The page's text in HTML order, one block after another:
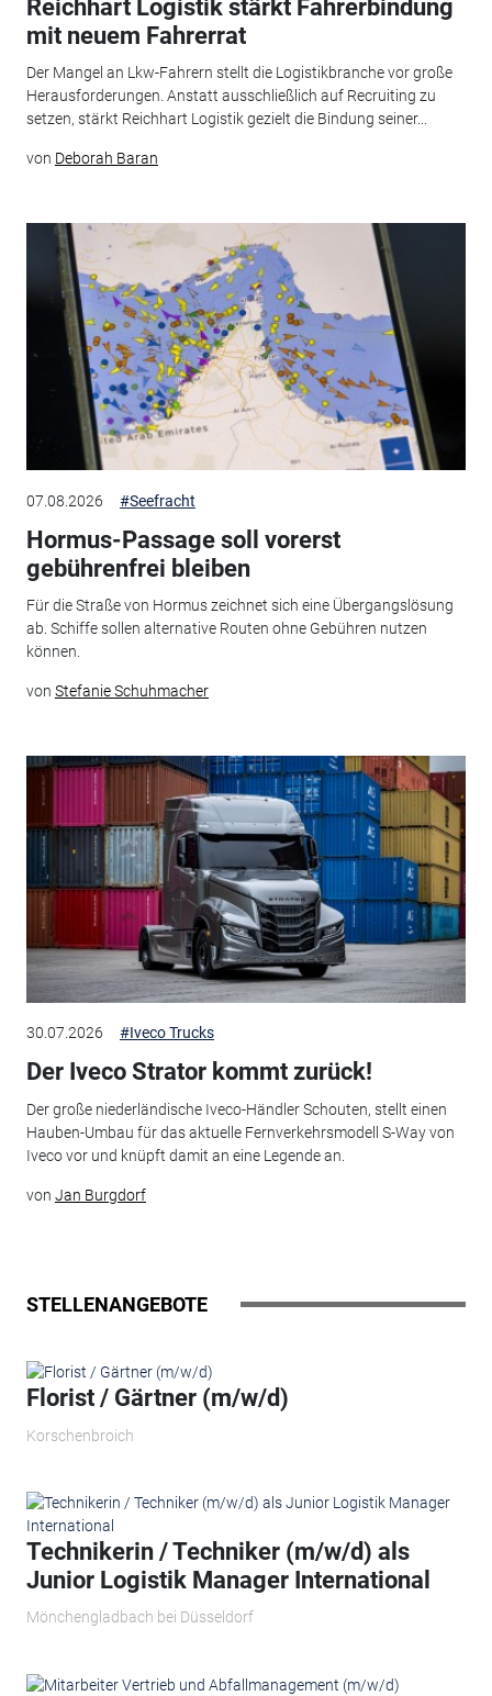
Reichhart Logistik stärkt Fahrerbindung
mit neuem Fahrerrat
Der Mangel an Lkw-Fahrern stellt die Logistikbranche vor große
Herausforderungen. Anstatt ausschließlich auf Recruiting zu
setzen, stärkt Reichhart Logistik gezielt die Bindung seiner...
von Deborah Baran
07.08.2026 #Seefracht
Hormus-Passage soll vorerst
gebührenfrei bleiben
Für die Straße von Hormus zeichnet sich eine Übergangslösung
ab. Schiffe sollen alternative Routen ohne Gebühren nutzen
können.
von Stefanie Schuhmacher
30.07.2026 #Iveco Trucks
Der Iveco Strator kommt zurück!
Der große niederländische Iveco-Händler Schouten, stellt einen
Hauben-Umbau für das aktuelle Fernverkehrsmodell S-Way von
Iveco vor und knüpft damit an eine Legende an.
von Jan Burgdorf
STELLENANGEBOTE
Florist / Gärtner (m/w/d)
Korschenbroich
Technikerin / Techniker (m/w/d) als
Junior Logistik Manager International
Mönchengladbach bei Düsseldorf